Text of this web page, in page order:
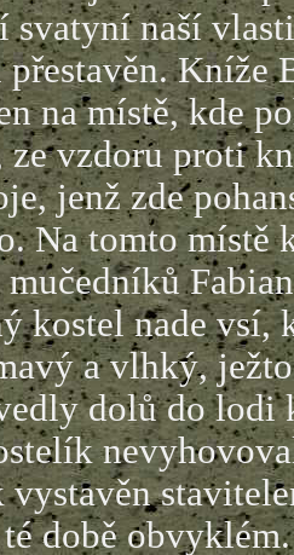
svatyní naší
přestavěn. Kníže
na místě, kde
ze vzdoru proti
jenž zde
Na tomto místě
kostel nade
a vlhký,
dolů do lodi
době